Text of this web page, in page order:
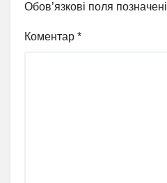
Обов’язкові поля позначені
Коментар *